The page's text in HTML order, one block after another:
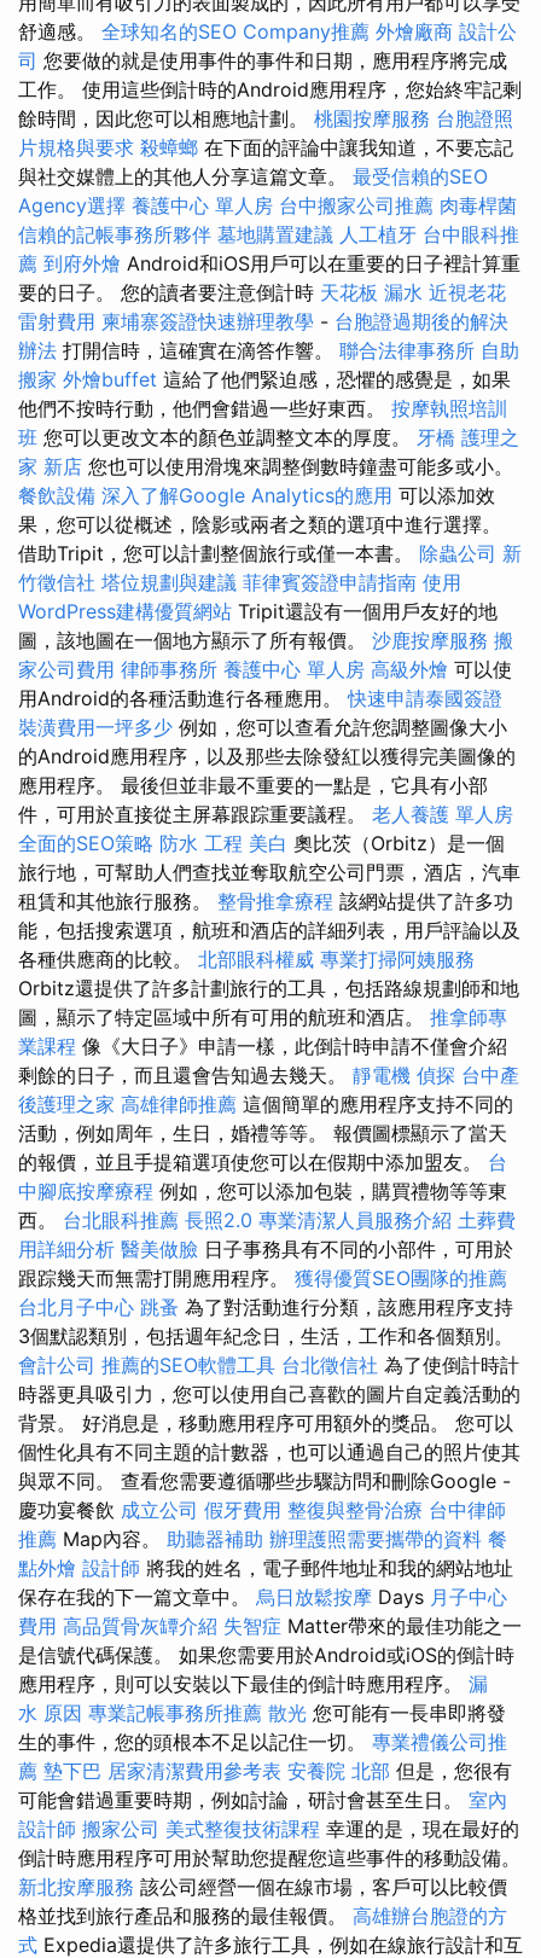
舒適感。 全球知名的SEO Company推薦 外燴廠商 設計公
司 您要做的就是使用事件的事件和日期，應用程序將完成
工作。 使用這些倒計時的Android應用程序，您始終牢記剩
餘時間，因此您可以相應地計劃。 桃園按摩服務 台胞證照
片規格與要求 殺蟑螂 在下面的評論中讓我知道，不要忘記
與社交媒體上的其他人分享這篇文章。 最受信賴的SEO
Agency選擇 養護中心 單人房 台中搬家公司推薦 肉毒桿菌
信賴的記帳事務所夥伴 墓地購置建議 人工植牙 台中眼科推
薦 到府外燴 Android和iOS用戶可以在重要的日子裡計算重
要的日子。 您的讀者要注意倒計時 天花板 漏水 近視老花
雷射費用 柬埔寨簽證快速辦理教學 - 台胞證過期後的解決
辦法 打開信時，這確實在滴答作響。 聯合法律事務所 自助
搬家 外燴buffet 這給了他們緊迫感，恐懼的感覺是，如果
他們不按時行動，他們會錯過一些好東西。 按摩執照培訓
班 您可以更改文本的顏色並調整文本的厚度。 牙橋 護理之
家 新店 您也可以使用滑塊來調整倒數時鐘盡可能多或小。
餐飲設備 深入了解Google Analytics的應用 可以添加效
果，您可以從概述，陰影或兩者之類的選項中進行選擇。
借助Tripit，您可以計劃整個旅行或僅一本書。 除蟲公司 新
竹徵信社 塔位規劃與建議 菲律賓簽證申請指南 使用
WordPress建構優質網站 Tripit還設有一個用戶友好的地
圖，該地圖在一個地方顯示了所有報價。 沙鹿按摩服務 搬
家公司費用 律師事務所 養護中心 單人房 高級外燴 可以使
用Android的各種活動進行各種應用。快速申請泰國簽證
裝潢費用一坪多少 例如，您可以查看允許您調整圖像大小
的Android應用程序，以及那些去除發紅以獲得完美圖像的
應用程序。 最後但並非最不重要的一點是，它具有小部
件，可用於直接從主屏幕跟踪重要議程。 老人養護 單人房
全面的SEO策略 防水 工程 美白 奧比茨（Orbitz）是一個
旅行地，可幫助人們查找並奪取航空公司門票，酒店，汽車
租賃和其他旅行服務。 整骨推拿療程 該網站提供了許多功
能，包括搜索選項，航班和酒店的詳細列表，用戶評論以及
各種供應商的比較。 北部眼科權威 專業打掃阿姨服務
Orbitz還提供了許多計劃旅行的工具，包括路線規劃師和地
圖，顯示了特定區域中所有可用的航班和酒店。 推拿師專
業課程 像《大日子》申請一樣，此倒計時申請不僅會介紹
剩餘的日子，而且還會告知過去幾天。 靜電機 偵探 台中產
後護理之家 高雄律師推薦 這個簡單的應用程序支持不同的
活動，例如周年，生日，婚禮等等。 報價圖標顯示了當天
的報價，並且手提箱選項使您可以在假期中添加盟友。 台
中腳底按摩療程 例如，您可以添加包裝，購買禮物等等東
西。 台北眼科推薦 長照2.0 專業清潔人員服務介紹 土葬費
用詳細分析 醫美做臉 日子事務具有不同的小部件，可用於
跟踪幾天而無需打開應用程序。 獲得優質SEO團隊的推薦
台北月子中心 跳蚤 為了對活動進行分類，該應用程序支持
3個默認類別，包括週年紀念日，生活，工作和各個類別。
會計公司 推薦的SEO軟體工具 台北徵信社 為了使倒計時計
時器更具吸引力，您可以使用自己喜歡的圖片自定義活動的
背景。 好消息是，移動應用程序可用額外的獎品。 您可以
個性化具有不同主題的計數器，也可以通過自己的照片使其
與眾不同。 查看您需要遵循哪些步驟訪問和刪除Google -
慶功宴餐飲 成立公司 假牙費用 整復與整骨治療 台中律師
推薦 Map內容。 助聽器補助 辦理護照需要攜帶的資料 餐
點外燴 設計師 將我的姓名，電子郵件地址和我的網站地址
保存在我的下一篇文章中。 烏日放鬆按摩 Days 月子中心
費用 高品質骨灰罈介紹 失智症 Matter帶來的最佳功能之一
是信號代碼保護。 如果您需要用於Android或iOS的倒計時
應用程序，則可以安裝以下最佳的倒計時應用程序。 漏
水 原因 專業記帳事務所推薦 散光 您可能有一長串即將發
生的事件，您的頭根本不足以記住一切。 專業禮儀公司推
薦 墊下巴 居家清潔費用參考表 安養院 北部 但是，您很有
可能會錯過重要時期，例如討論，研討會甚至生日。 室內
設計師 搬家公司 美式整復技術課程 幸運的是，現在最好的
倒計時應用程序可用於幫助您提醒您這些事件的移動設備。
新北按摩服務 該公司經營一個在線市場，客戶可以比較價
格並找到旅行產品和服務的最佳報價。 高雄辦台胞證的方
式 Expedia還提供了許多旅行工具，例如在線旅行設計和互